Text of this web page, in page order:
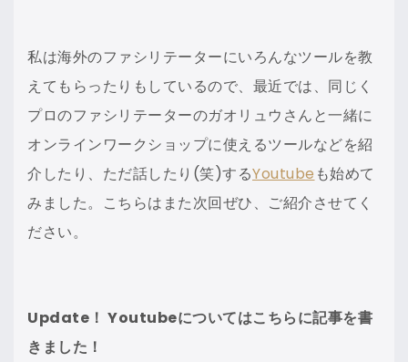
私は海外のファシリテーターにいろんなツールを教
えてもらったりもしているので、最近では、同じく
プロのファシリテーターのガオリュウさんと一緒に
オンラインワークショップに使えるツールなどを紹
介したり、ただ話したり(笑)するYoutube も始めて
みました。こちらはまた次回ぜひ、ご紹介させてく
ださい。
Update！ Youtubeについてはこちらに記事を書
きました！